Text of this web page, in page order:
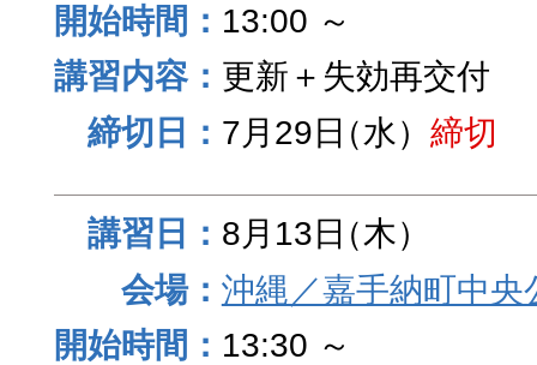
13:00 ～
更新＋失効再交付
7月29日（水） 締切
8月13日（木）
沖縄／嘉手納町中央
13:30 ～